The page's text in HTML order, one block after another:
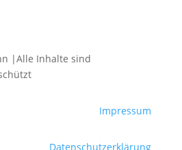
|Alle Inhalte sind
Impressum
Datenschutzerklärung